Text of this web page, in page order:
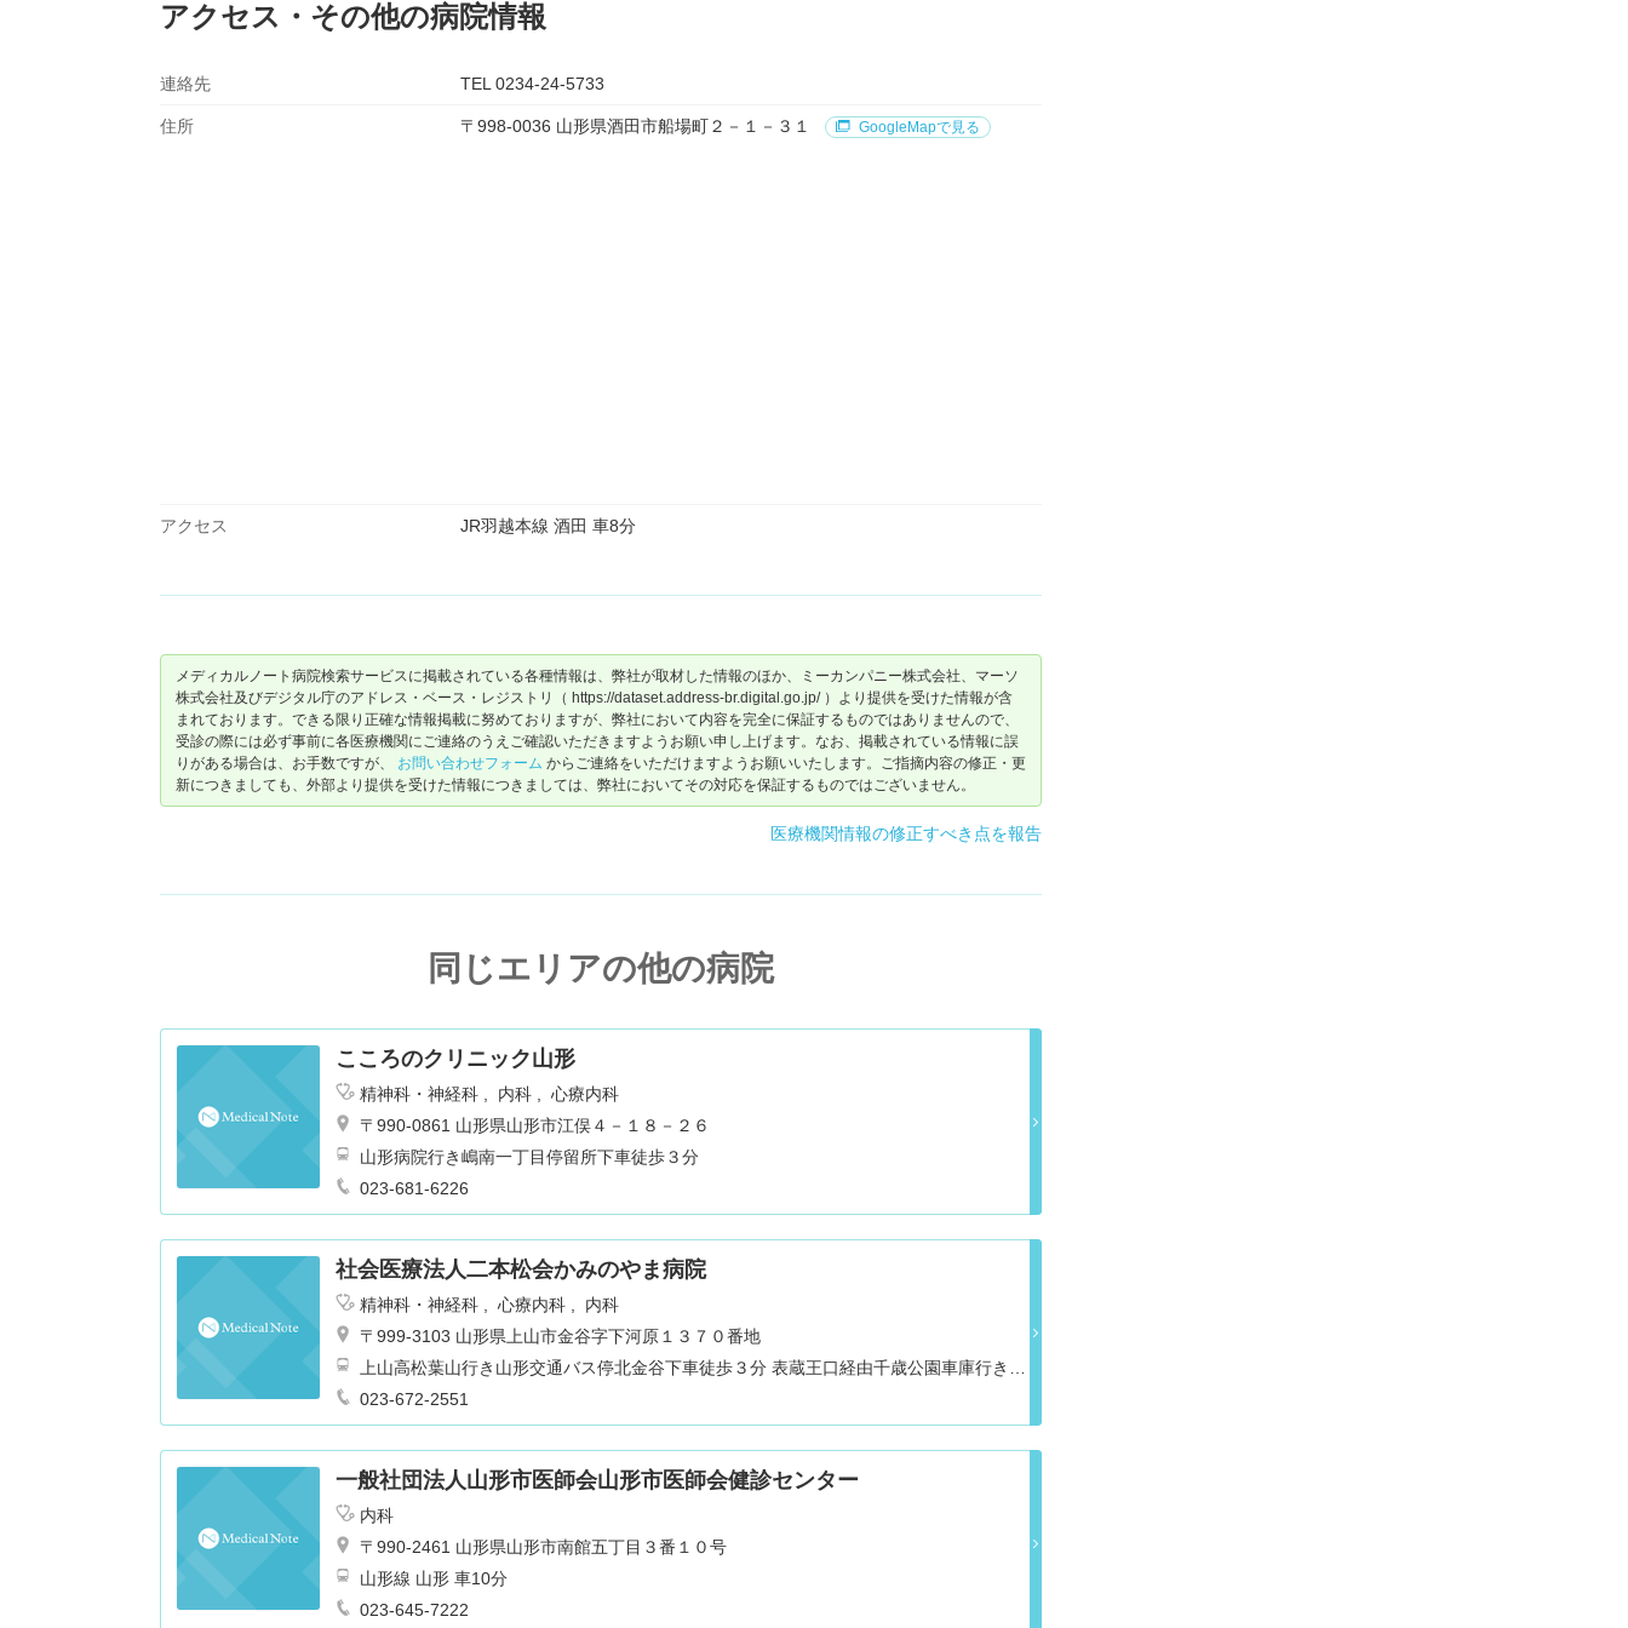
アクセス・その他の病院情報
連絡先 TEL 0234-24-5733
住所 〒998-0036 山形県酒田市船場町２－１－３１ GoogleMapで見る
アクセス JR羽越本線 酒田 車8分
メディカルノート病院検索サービスに掲載されている各種情報は、弊社が取材した情報のほか、ミーカンパニー株式会社、マーソ
株式会社及びデジタル庁のアドレス・ベース・レジストリ（ https://dataset.address-br.digital.go.jp/ ）より提供を受けた情報が含
まれております。できる限り正確な情報掲載に努めておりますが、弊社において内容を完全に保証するものではありませんので、
受診の際には必ず事前に各医療機関にご連絡のうえご確認いただきますようお願い申し上げます。なお、掲載されている情報に誤
りがある場合は、お手数ですが、 お問い合わせフォーム からご連絡をいただけますようお願いいたします。ご指摘内容の修正・更
新につきましても、外部より提供を受けた情報につきましては、弊社においてその対応を保証するものではございません。
医療機関情報の修正すべき点を報告
同じエリアの他の病院
こころのクリニック山形
精神科・神経科 内科
心療内科
〒990-0861 山形県山形市江俣４－１８－２６
山形病院行き嶋南一丁目停留所下車徒歩３分
023-681-6226
社会医療法人二本松会かみのやま病院
精神科・神経科 心療内科
内科
〒999-3103 山形県上山市金谷字下河原１３７０番地
上山高松葉山行き山形交通バス停北金谷下車徒歩３分 表蔵王口経由千歳公園車庫行き山
形交通バス停北金谷下車徒歩３分
023-672-2551
一般社団法人山形市医師会山形市医師会健診センター
内科
〒990-2461 山形県山形市南館五丁目３番１０号
山形線 山形 車10分
023-645-7222